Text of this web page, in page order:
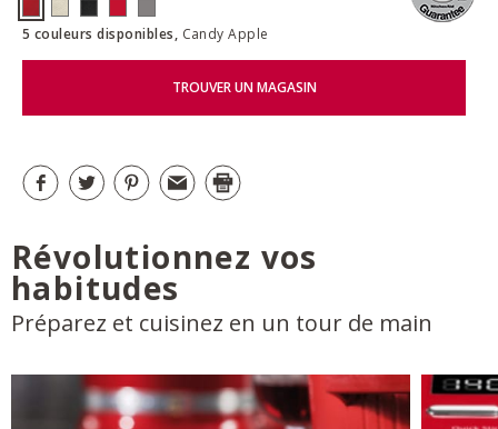
5 couleurs disponibles, Candy Apple
TROUVER UN MAGASIN
Révolutionnez vos
habitudes
Préparez et cuisinez en un tour de main